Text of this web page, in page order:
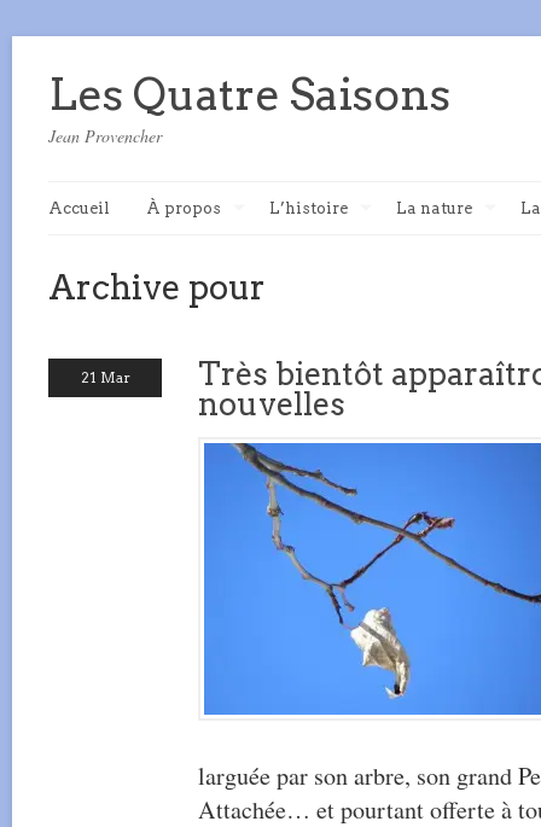
Les Quatre Saisons
Jean Provencher
Accueil À propos L’histoire La nature
Archive pour
21 Mar
Très bientôt
nouvelles
larguée par son arbre, son grand
Attachée… et pourtant offerte à